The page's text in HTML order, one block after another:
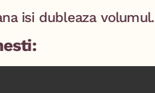
isi dubleaza volumul.